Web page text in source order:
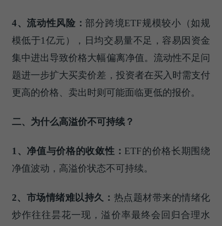
4、流动性风险：部分跨境ETF规模较小（如规
模低于1亿元），日均交易量不足，容易因资金
集中进出导致价格大幅偏离净值。流动性不足问
题进一步扩大买卖价差，投资者在买入时需支付
更高的价格、卖出时则可能面临更低的报价。
二、 为什么高溢价不可持续？
1、 净值与价格的收敛性： ETF的价格长期围绕
净值波动，高溢价状态不可持续。
2、 市场情绪难以持久： 热点题材带来的情绪化
炒作往往昙花一现，溢价率最终会回归合理水